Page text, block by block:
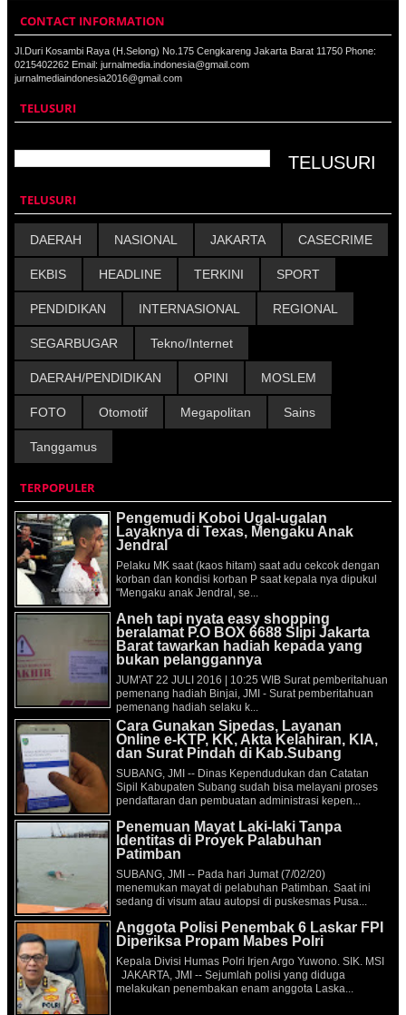
CONTACT INFORMATION
Jl.Duri Kosambi Raya (H.Selong) No.175 Cengkareng Jakarta Barat 11750 Phone:
0215402262 Email: jurnalmedia.indonesia@gmail.com
jurnalmediaindonesia2016@gmail.com
TELUSURI
TELUSURI
DAERAH NASIONAL JAKARTA CASECRIME
EKBIS HEADLINE TERKINI SPORT
PENDIDIKAN INTERNASIONAL REGIONAL
SEGARBUGAR Tekno/Internet
DAERAH/PENDIDIKAN OPINI MOSLEM
FOTO Otomotif Megapolitan Sains
Tanggamus
TERPOPULER
Pengemudi Koboi Ugal-ugalan
Layaknya di Texas, Mengaku Anak
Jendral
Pelaku MK saat (kaos hitam) saat adu cekcok dengan
korban dan kondisi korban P saat kepala nya dipukul
"Mengaku anak Jendral, se...
Aneh tapi nyata easy shopping
beralamat P.O BOX 6688 Slipi Jakarta
Barat tawarkan hadiah kepada yang
bukan pelanggannya
JUM'AT 22 JULI 2016 | 10:25 WIB Surat pemberitahuan
pemenang hadiah Binjai, JMI - Surat pemberitahuan
pemenang hadiah selaku k...
Cara Gunakan Sipedas, Layanan
Online e-KTP, KK, Akta Kelahiran, KIA,
dan Surat Pindah di Kab.Subang
SUBANG, JMI -- Dinas Kependudukan dan Catatan
Sipil Kabupaten Subang sudah bisa melayani proses
pendaftaran dan pembuatan administrasi kepen...
Penemuan Mayat Laki-laki Tanpa
Identitas di Proyek Palabuhan
Patimban
SUBANG, JMI -- Pada hari Jumat (7/02/20)
menemukan mayat di pelabuhan Patimban. Saat ini
sedang di visum atau autopsi di puskesmas Pusa...
Anggota Polisi Penembak 6 Laskar FPI
Diperiksa Propam Mabes Polri
Kepala Divisi Humas Polri Irjen Argo Yuwono. SIK. MSI
JAKARTA, JMI -- Sejumlah polisi yang diduga
melakukan penembakan enam anggota Laska...